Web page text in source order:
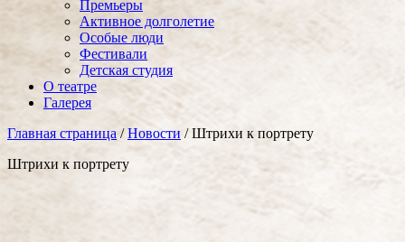
Премьеры
Активное долголетие
Особые люди
Фестивали
Детская студия
О театре
Галерея
Главная страница /Новости /Штрихи к портрету
Штрихи к портрету